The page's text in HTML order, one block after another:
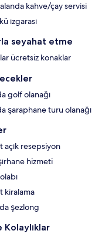
kahve/çay servisi
ızgarası
seyahat etme
ücretsiz konaklar
golf olanağı
şaraphane turu olanağı
açık resepsiyon
hizmeti
kiralama
şezlong
Kolaylıklar